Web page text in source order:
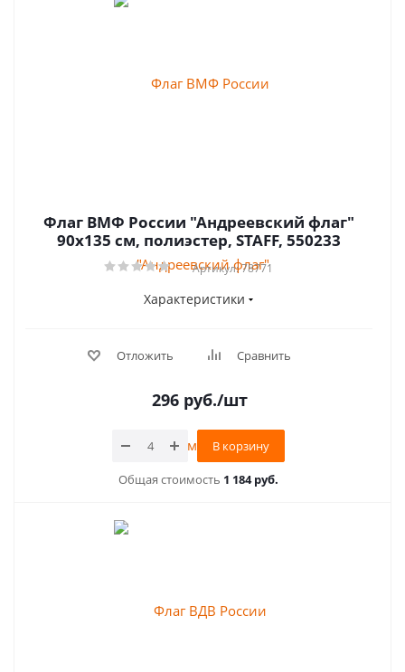
Флаг ВМФ России "Андреевский флаг"
90х135 см, полиэстер, STAFF, 550233
Артикул: 78771
Характеристики
Отложить Сравнить
296руб./шт
В корзину
Общая стоимость 1 184 руб.